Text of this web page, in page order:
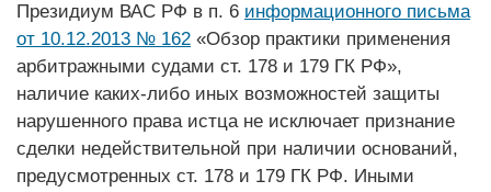
Президиум ВАС РФ в п. 6 информационного письма
от 10.12.2013 № 162 «Обзор практики применения
арбитражными судами ст. 178 и 179 ГК РФ»,
наличие каких‑либо иных возможностей защиты
нарушенного права истца не исключает признание
сделки недействительной при наличии оснований,
предусмотренных ст. 178 и 179 ГК РФ. Иными